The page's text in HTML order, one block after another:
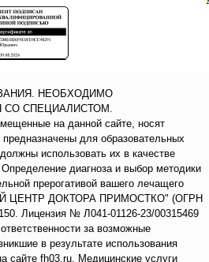
НЕОБХОДИМО
СО СПЕЦИАЛИСТОМ.
на данной сайте, носят
для образовательных
использовать их в качестве
диагноза и выбор методики
прерогативой вашего лечащего
ЦЕНТР ДОКТОРА ПРИМОСТКО" (ОГРН
Лицензия № Л041-01126-23/00315469
за возможные
в результате использования
сайте fh03.ru. Медицинские услуги